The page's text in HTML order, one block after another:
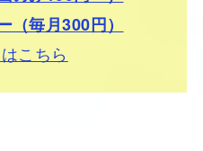
（毎月300円）
こちら